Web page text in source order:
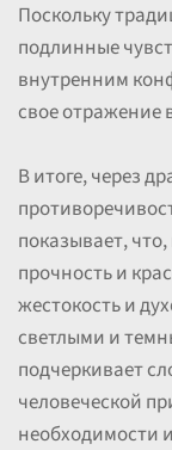
Поскольку
подлинные
внутренним
свое отражение
В итоге, через
показывает,
прочность и
жестокость и
светлыми и
подчеркивает
человеческой
необходимости